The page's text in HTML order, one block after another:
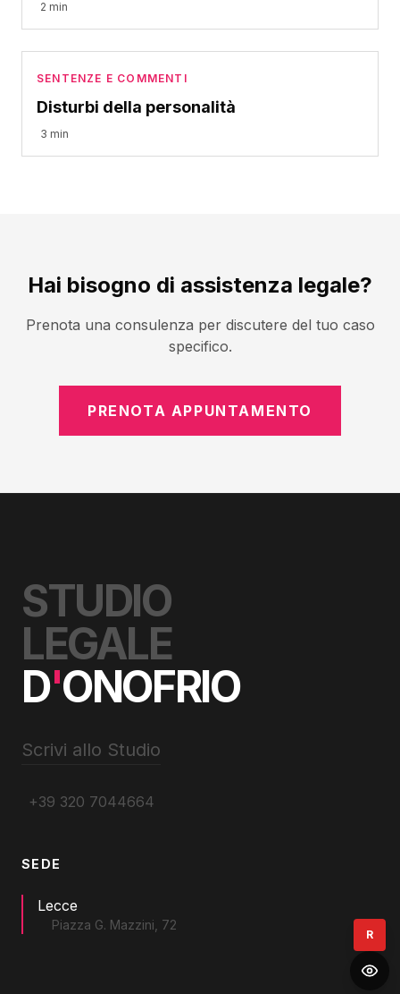
2 min
SENTENZE E COMMENTI
Disturbi della personalità
3 min
Hai bisogno di assistenza legale?
Prenota una consulenza per discutere del tuo caso
specifico.
PRENOTA APPUNTAMENTO
STUDIO
LEGALE
D'ONOFRIO
Scrivi allo Studio
+39 320 7044664
SEDE
Lecce
Piazza G. Mazzini, 72
R